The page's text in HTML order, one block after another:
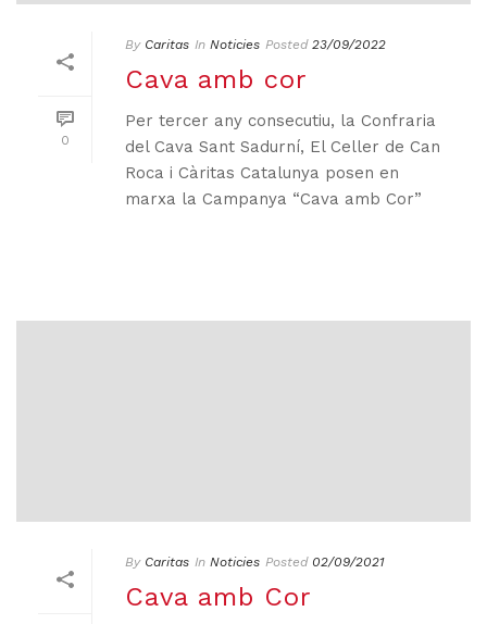
0
By Caritas In Noticies Posted 23/09/2022
Cava amb cor
Per tercer any consecutiu, la Confraria
del Cava Sant Sadurní, El Celler de Can
Roca i Càritas Catalunya posen en
marxa la Campanya “Cava amb Cor”
By Caritas In Noticies Posted 02/09/2021
Cava amb Cor